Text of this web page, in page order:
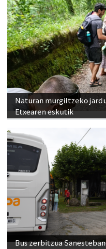
Naturan murgiltzeko
Etxearen eskutik
Bus zerbitzua